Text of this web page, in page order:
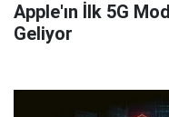
Apple'ın İlk 5G
Geliyor